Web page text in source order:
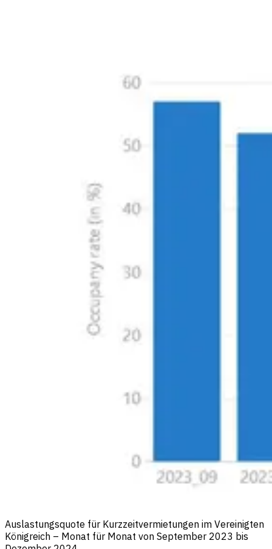
Auslastungsquote für Kurzzeitvermietungen im Vereinigten
Königreich – Monat für Monat von September 2023 bis